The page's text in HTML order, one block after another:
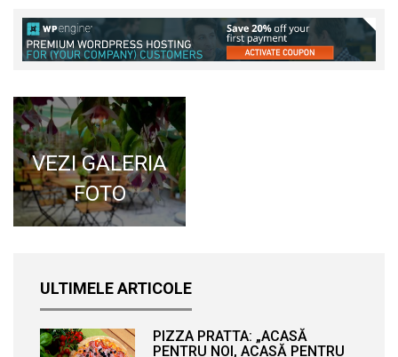
VEZI GALERIA
FOTO
ULTIMELE ARTICOLE
PIZZA PRATTA: „ACASĂ
PENTRU NOI, ACASĂ PENTRU